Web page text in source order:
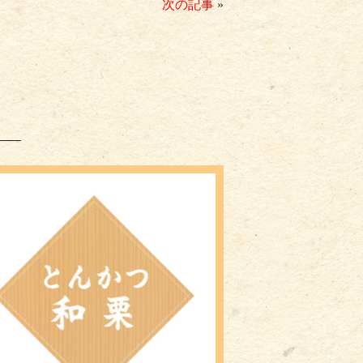
次の記事»